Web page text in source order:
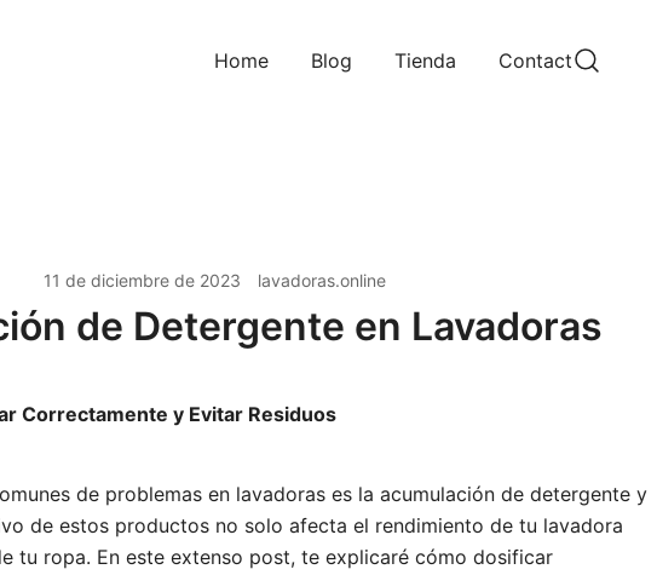
Home Blog Tienda Contact
11 de diciembre de 2023 lavadoras.online
de Detergente en Lavadoras
Correctamente y Evitar Residuos
de problemas en lavadoras es la acumulación de detergente y
de estos productos no solo afecta el rendimiento de tu lavadora
tu ropa. En este extenso post, te explicaré cómo dosificar